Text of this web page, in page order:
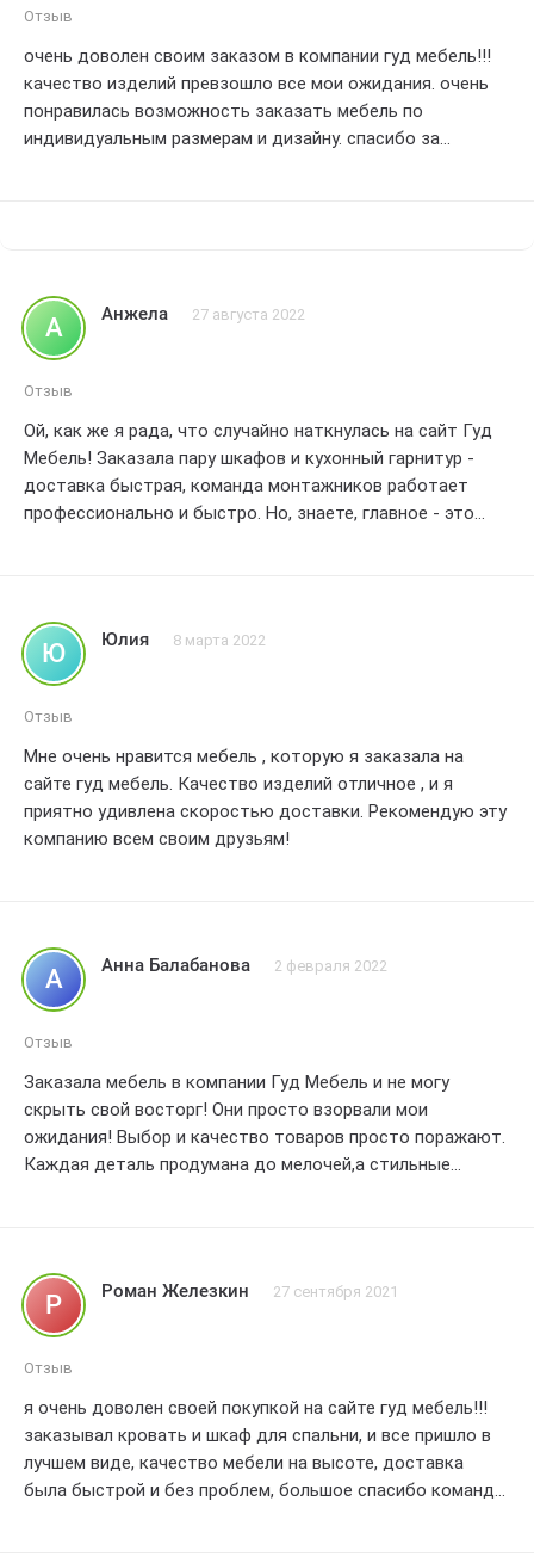
Отзыв
очень доволен своим заказом в компании гуд мебель!!!
качество изделий превзошло все мои ожидания. очень
понравилась возможность заказать мебель по
индивидуальным размерам и дизайну. спасибо за
А Анжела 27 августа 2022
Отзыв
Ой, как же я рада, что случайно наткнулась на сайт Гуд
Мебель! Заказала пару шкафов и кухонный гарнитур -
доставка быстрая, команда монтажников работает
профессионально и быстро. Но, знаете, главное - это
добавила еще шкафы в спальню. Ой, прямо слов нет -
рекомендую всем эту фирму, и юмористический подход к
обзору жизни точно на их волне. Дайте полную оценку -
Ю Юлия 8 марта 2022
Отзыв
Мне очень нравится мебель , которую я заказала на
сайте гуд мебель. Качество изделий отличное , и я
приятно удивлена скоростью доставки. Рекомендую эту
компанию всем своим друзьям!
А Анна Балабанова 2 февраля 2022
Отзыв
Заказала мебель в компании Гуд Мебель и не могу
скрыть свой восторг! Они просто взорвали мои
ожидания! Выбор и качество товаров просто поражают.
Каждая деталь продумана до мелочей,а стильные
Рекомендую всем эту компанию,они точно знают,как
порадовать своих клиентов! Буду заказывать здесь еще
раз,без сомнений. Пять звезд без сомнений!
Р Роман Железкин 27 сентября 2021
Отзыв
я очень доволен своей покупкой на сайте гуд мебель!!!
заказывал кровать и шкаф для спальни, и все пришло в
лучшем виде, качество мебели на высоте, доставка
была быстрой и без проблем, большое спасибо команде